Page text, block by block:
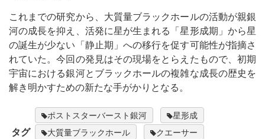
これまでの研究から、大質量ブラックホールの活動が親銀
河の成長を抑え、活発に星が生まれる「星形成期」から星
の誕生が少ない「静止期」への移行を促す可能性が指摘さ
れていた。今回の発見はその現場をとらえたもので、初期
宇宙における銀河とブラックホールの複雑な成長の歴史を
解き明かすための新たな手がかりとなる。
タグ
ポストスターバースト銀河
星形成
大質量ブラックホール
クエーサー